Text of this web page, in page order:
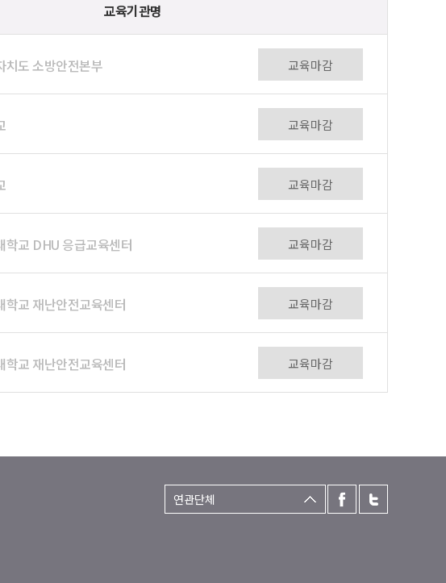
교육기관명
치도 소방안전본부 교육마감
교육마감
교육마감
학교 DHU 응급교육센터 교육마감
교 재난안전교육센터 교육마감
교 재난안전교육센터 교육마감